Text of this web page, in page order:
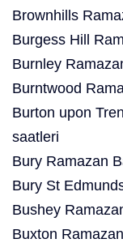
Brownhills
Burgess Hill
Burnley
Burntwood
Burton upon
saatleri
Bury Ramazan
Bury St
Bushey
Buxton